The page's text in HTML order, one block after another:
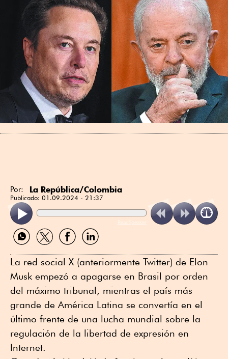
Por: La República/Colombia
Publicado: 01.09.2024 - 21:37
ReadSpeaker
Compartir
por
Compartir
por
Compartir
por
Compartir
por
La red social X (anteriormente Twitter) de Elon
Musk empezó a apagarse en Brasil por orden
del máximo tribunal, mientras el país más
grande de América Latina se convertía en el
último frente de una lucha mundial sobre la
regulación de la libertad de expresión en
Internet.